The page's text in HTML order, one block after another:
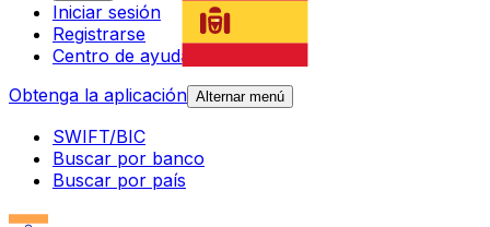
Iniciar sesión
Registrarse
Centro de ayuda
Obtenga la aplicación Alternar menú
SWIFT/BIC
Buscar por banco
Buscar por país